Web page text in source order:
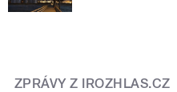
ZPRÁVY Z IROZHLAS.CZ